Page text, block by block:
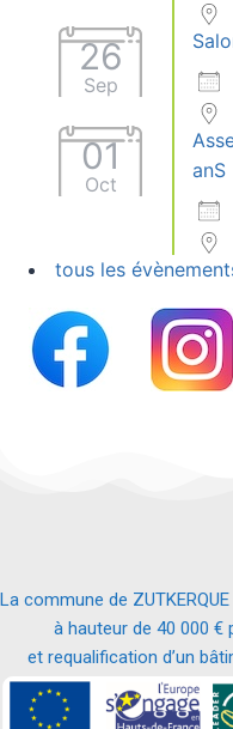
26
Sep
01
Oct
anS
tous les
La commune de
à hauteur de 40 000 €
et requalification d’un